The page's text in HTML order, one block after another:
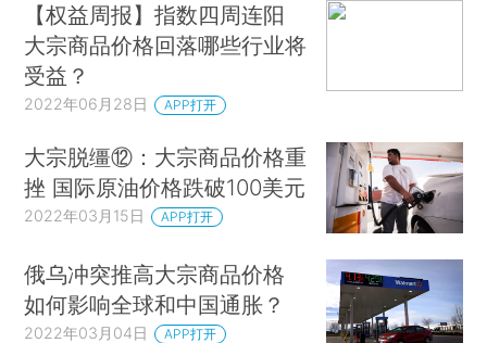
【权益周报】指数四周连阳
大宗商品价格回落哪些行业将
受益？
2022年06月28日 APP打开
大宗脱缰⑫：大宗商品价格重
挫 国际原油价格跌破100美元
2022年03月15日 APP打开
俄乌冲突推高大宗商品价格
如何影响全球和中国通胀？
2022年03月04日 APP打开